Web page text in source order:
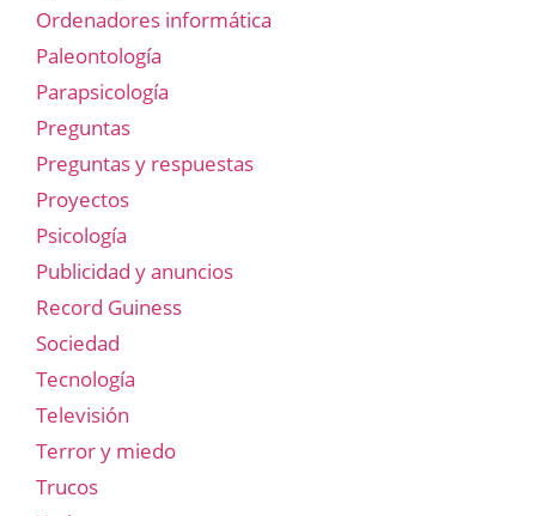
Ordenadores informática
Paleontología
Parapsicología
Preguntas
Preguntas y respuestas
Proyectos
Psicología
Publicidad y anuncios
Record Guiness
Sociedad
Tecnología
Televisión
Terror y miedo
Trucos